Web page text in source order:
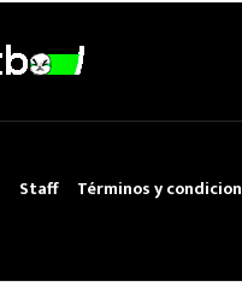
Staff Términos y